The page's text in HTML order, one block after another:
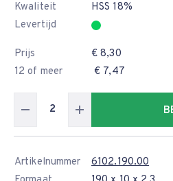
Kwaliteit
HSS 18%
Levertijd
Prijs
€ 8,30
12 of meer
€ 7,47
Artikelnummer
6102.190.00